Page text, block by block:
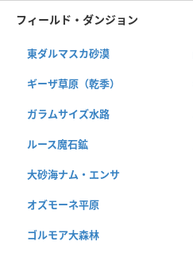
フィールド・ダンジョン
東ダルマスカ砂漠
ギーザ草原（乾季）
ガラムサイズ水路
ルース魔石鉱
大砂海ナム・エンサ
オズモーネ平原
ゴルモア大森林